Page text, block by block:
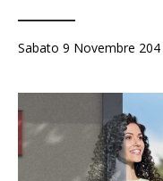
Sabato 9 Novembre